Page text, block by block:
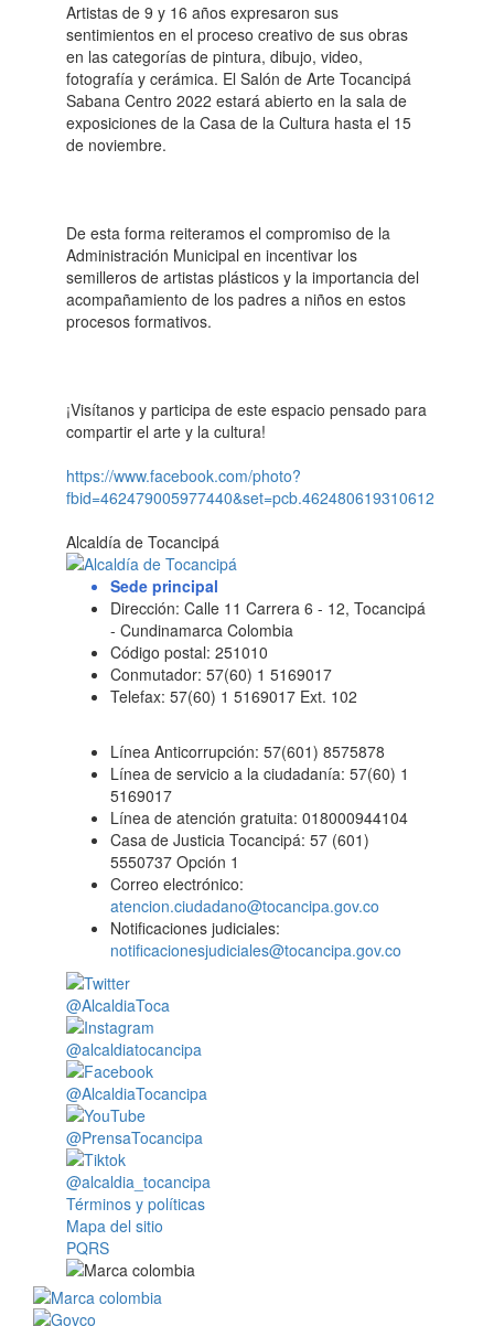
Artistas de 9 y 16 años expresaron sus
sentimientos en el proceso creativo de sus obras
en las categorías de pintura, dibujo, video,
fotografía y cerámica. El Salón de Arte Tocancipá
Sabana Centro 2022 estará abierto en la sala de
exposiciones de la Casa de la Cultura hasta el 15
de noviembre.
De esta forma reiteramos el compromiso de la
Administración Municipal en incentivar los
semilleros de artistas plásticos y la importancia del
acompañamiento de los padres a niños en estos
procesos formativos.
¡Visítanos y participa de este espacio pensado para
compartir el arte y la cultura!
https://www.facebook.com/photo?
fbid=462479005977440&set=pcb.462480619310612
Alcaldía de Tocancipá
Sede principal
Dirección: Calle 11 Carrera 6 - 12, Tocancipá
- Cundinamarca Colombia
Código postal: 251010
Conmutador: 57(60) 1 5169017
Telefax: 57(60) 1 5169017 Ext. 102
Línea Anticorrupción: 57(601) 8575878
Línea de servicio a la ciudadanía: 57(60) 1
5169017
Línea de atención gratuita: 018000944104
Casa de Justicia Tocancipá: 57 (601)
5550737 Opción 1
Correo electrónico:
atencion.ciudadano@tocancipa.gov.co
Notificaciones judiciales:
notificacionesjudiciales@tocancipa.gov.co
@AlcaldiaToca
@alcaldiatocancipa
@AlcaldiaTocancipa
@PrensaTocancipa
@alcaldia_tocancipa
Términos y políticas
Mapa del sitio
PQRS